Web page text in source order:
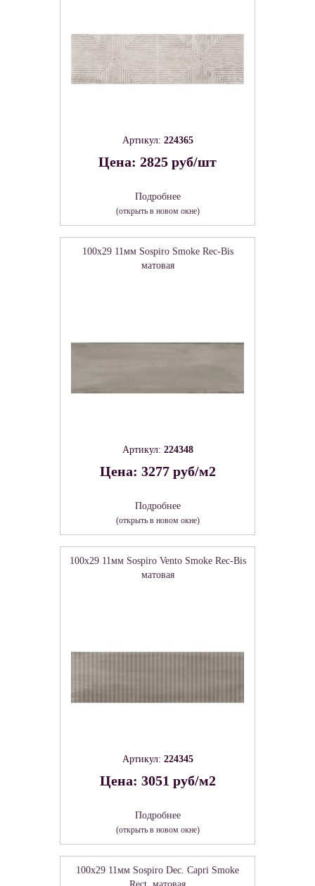
Артикул: 224365
Цена: 2825 руб/шт
Подробнее
(открыть в новом окне)
100x29 11мм Sospiro Smoke Rec-Bis
матовая
Артикул: 224348
Цена: 3277 руб/м2
Подробнее
(открыть в новом окне)
100x29 11мм Sospiro Vento Smoke Rec-Bis
матовая
Артикул: 224345
Цена: 3051 руб/м2
Подробнее
(открыть в новом окне)
100x29 11мм Sospiro Dec. Capri Smoke